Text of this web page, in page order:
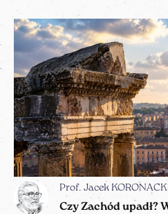
Prof. Jacek
Czy Zachód upadł?